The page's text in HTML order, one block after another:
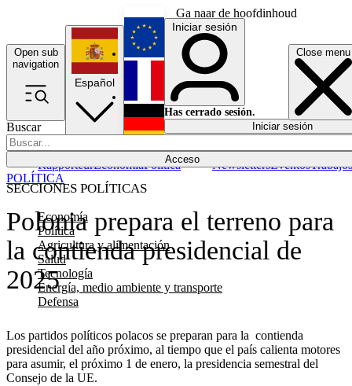
Ga naar de hoofdinhoud
Open sub
navigation
Close menu
Buscar
Acceso
SECCIONES POLÍTICAS
Economía
Política
Agricultura y alimentación
Salud
Tecnología
Energía, medio ambiente y transporte
Defensa
RapporteurEconomíaPolítica NewslettersEventosTrabajos
Español
English
Français
Iniciar sesión
Has cerrado sesión.
Iniciar sesión
Polonia prepara el terreno para
la contienda presidencial de
2025
Los partidos políticos polacos se preparan para la contienda
presidencial del año próximo, al tiempo que el país calienta motores
para asumir, el próximo 1 de enero, la presidencia semestral del
Consejo de la UE.
POLÍTICA